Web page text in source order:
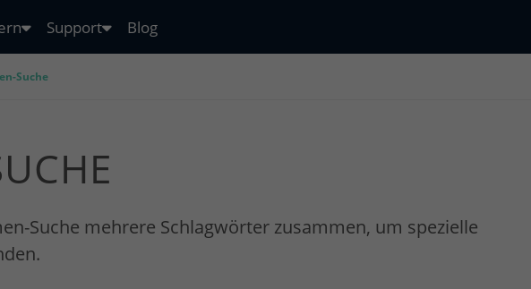
Support Blog
Suche
Suche mehrere Schlagwörter zusammen, um spezielle